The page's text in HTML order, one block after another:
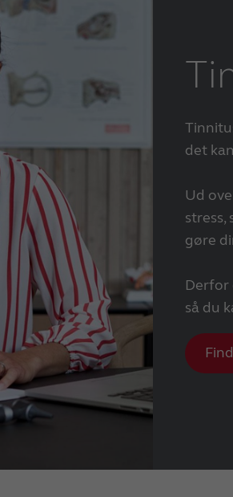
det
Ud
stress,
gøre
Derfor
så du